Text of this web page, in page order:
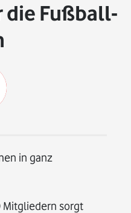
die Fußball-
in ganz
sorgt